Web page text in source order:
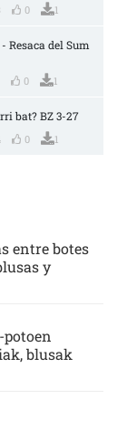
0 1
Resaca del Sum
0 1
bat? BZ 3-27
0 1
entre botes
y
potoen
blusak